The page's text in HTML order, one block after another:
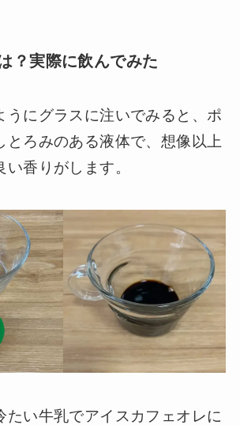
？実際に飲んでみた
うにグラスに注いでみると、ポ
とろみのある液体で、想像以上
香りがします。
たい牛乳でアイスカフェオレに